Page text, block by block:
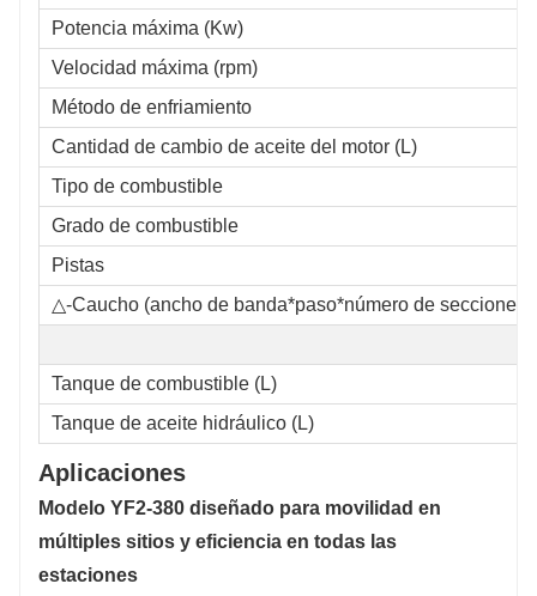
Potencia máxima (Kw)
Velocidad máxima (rpm)
Método de enfriamiento
Cantidad de cambio de aceite del motor (L)
Tipo de combustible
Grado de combustible
Pistas
△-Caucho (ancho de banda*paso*número de secciones)
Tanque de combustible (L)
Tanque de aceite hidráulico (L)
Aplicaciones
Modelo YF2-380 diseñado para movilidad en
múltiples sitios y eficiencia en todas las
estaciones